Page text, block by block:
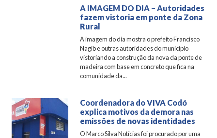
A IMAGEM DO DIA – Autoridades
fazem vistoria em ponte da Zona
Rural
A imagem do dia mostra o prefeito Francisco
Nagib e outras autoridades do município
vistoriando a construção da nova da ponte de
madeira com base em concreto que fica na
comunidade da...
Coordenadora do VIVA Codó
explica motivos da demora nas
emissões de novas identidades
O Marco Silva Notícias foi procurado por uma